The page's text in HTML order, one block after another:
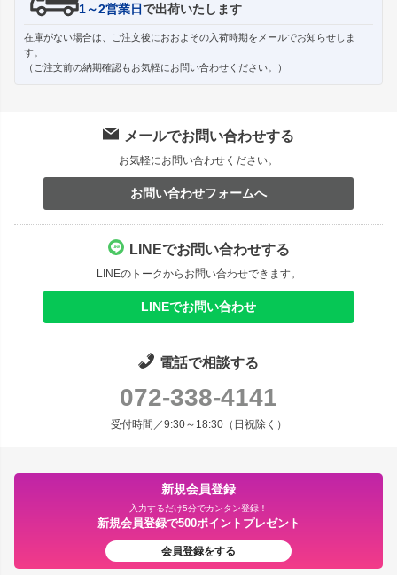
1～2営業日で出荷いたします
在庫がない場合は、ご注文後におおよその入荷時期をメールでお知らせしま
す。
（ご注文前の納期確認もお気軽にお問い合わせください。）
メールでお問い合わせする
お気軽にお問い合わせください。
お問い合わせフォームへ
LINEでお問い合わせする
LINEのトークからお問い合わせできます。
LINEでお問い合わせ
電話で相談する
072-338-4141
受付時間／9:30～18:30（日祝除く）
新規会員登録
入力するだけ5分でカンタン登録！
新規会員登録で500ポイントプレゼント
会員登録をする